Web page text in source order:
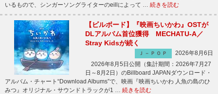
いるもので、シンガーソングライターのeillによって … 続きを読む
【ビルボード】『映画ちいかわ』OSTが
DLアルバム首位獲得 MECHATU-A／
Stray Kidsが続く
Ｊ－ＰＯＰ
2026年8月6日
2026年8月5日公開（集計期間：2026年7月27
日～8月2日）のBillboard JAPANダウンロード・
アルバム・チャート“Download Albums”で、映画『映画ちいかわ 人魚の島のひ
みつ』オリジナル・サウンドトラックが1 … 続きを読む